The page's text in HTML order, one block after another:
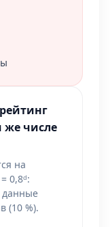
числе
на
0,8ᵈ:
данные
(10 %).